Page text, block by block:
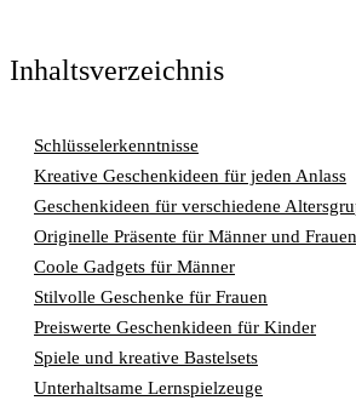
Inhaltsverzeichnis
Schlüsselerkenntnisse
Kreative Geschenkideen für jeden Anlass
Geschenkideen für verschiedene
Originelle Präsente für Männer und Frauen
Coole Gadgets für Männer
Stilvolle Geschenke für Frauen
Preiswerte Geschenkideen für Kinder
Spiele und kreative Bastelsets
Unterhaltsame Lernspielzeuge